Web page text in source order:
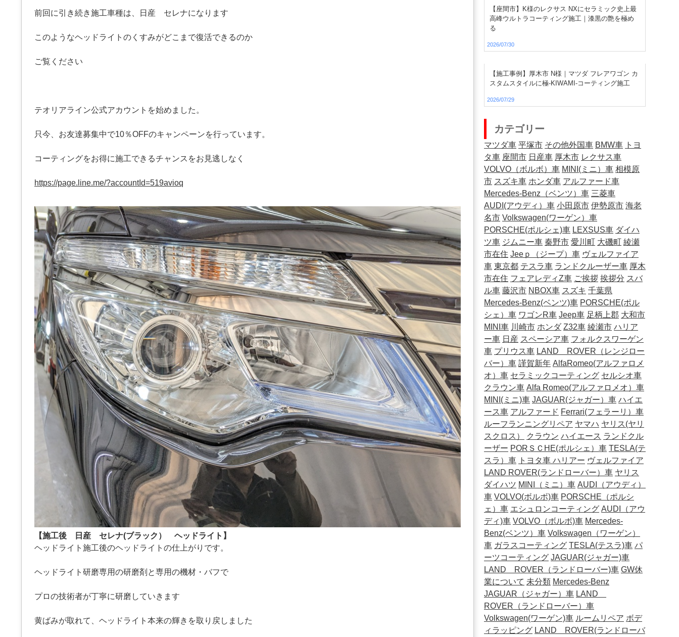
前回に引き続き施工車種は、日産 セレナになります
このようなヘッドライトのくすみがどこまで復活できるのか
ご覧ください
テオリアライン公式アカウントを始めました。
只今、お友達募集中で10％OFFのキャンペーンを行っています。
コーティングをお得に施工できるチャンスをお見逃しなく
https://page.line.me/?accountId=519avioq
【施工後 日産 セレナ(ブラック） ヘッドライト】
ヘッドライト施工後のヘッドライトの仕上がりです。
ヘッドライト研磨専用の研磨剤と専用の機材・バフで
プロの技術者が丁寧に研磨していきます
黄ばみが取れて、ヘッドライト本来の輝きを取り戻しました
【座間市】K様のレクサス NXにセラミック史上最
高峰ウルトラコーティング施工｜漆黒の艶を極め
る
2026/07/30
【施工事例】厚木市 N様｜マツダ フレアワゴン カ
スタムスタイルに極-KIWAMI-コーティング施工
2026/07/29
カテゴリー
マツダ車 平塚市 その他外国車 BMW車 トヨ
タ車 座間市 日産車 厚木市 レクサス車
VOLVO（ボルボ）車 MINI(ミニ）車 相模原
市 スズキ車 ホンダ車 アルファード車
Mercedes-Benz（ベンツ）車 三菱車
AUDI(アウディ）車 小田原市 伊勢原市 海老
名市 Volkswagen(ワーゲン）車
PORSCHE(ポルシェ)車 LEXSUS車 ダイハ
ツ車 ジムニー車 秦野市 愛川町 大磯町 綾瀬
市在住 Jeeｐ（ジープ）車 ヴェルファイア
車 東京都 テスラ車 ランドクルーザー車 厚木
市在住 フェアレディZ車 ご挨拶 挨拶分 スバ
ル車 藤沢市 NBOX車 スズキ 千葉県
Mercedes-Benz(ベンツ)車 PORSCHE(ポル
シェ）車 ワゴンR車 Jeep車 足柄上郡 大和市
MINI車 川崎市 ホンダ Z32車 綾瀬市 ハリア
ー車 日産 スペーシア車 フォルクスワーゲン
車 プリウス車 LAND ROVER（レンジロー
バー）車 謹賀新年 AlfaRomeo(アルファロメ
オ）車 セラミックコーティング セルシオ車
クラウン車 Alfa Romeo(アルファロメオ）車
MINI(ミニ)車 JAGUAR(ジャガー）車 ハイエ
ース車 アルファード Ferrari(フェラーリ）車
ルーフランニングリペア ヤマハ ヤリス(ヤリ
スクロス）
クラウン ハイエース ランドクル
ーザー PORＳＣHE(ポルシェ）車 TESLA(テ
スラ）車 トヨタ車 ハリアー ヴェルファイア
LAND ROVER(ランドローバー）車 ヤリス
ダイハツ MINI（ミニ）車 AUDI（アウディ）
車 VOLVO(ボルボ)車 PORSCHE（ポルシ
ェ）車 エシュロンコーティング AUDI（アウ
ディ)車 VOLVO（ボルボ)車 Mercedes-
Benz(ベンツ）車 Volkswagen（ワーゲン）
車 ガラスコーティング TESLA(テスラ)車 パ
ーツコーティング JAGUAR(ジャガー)車
LAND ROVER（ランドローバー)車 GW休
業について 未分類 Mercedes-Benz
JAGUAR（ジャガー）車 LAND
ROVER（ランドローバー）車
Volkswagen(ワーゲン)車 ルームリペア ボデ
ィラッピング LAND ROVER(ランドローバ